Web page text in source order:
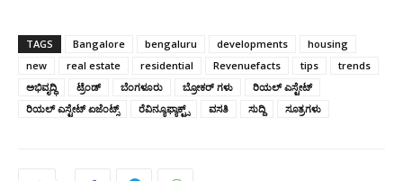
TAGS Bangalore bengaluru developments
housing
new
real estate residential Revenuefacts tips
trends
ಅಭಿವೃದ್ಧಿ
ಟ್ರೆಂಡ್ ಬೆಂಗಳೂರು ಬ್ರೋಕರ್ ಗಳು
ರಿಯಲ್ ಎಸ್ಟೇಟ್
ರಿಯಲ್ ಎಸ್ಟೇಟ್ ಏಜೆಂಟ್ಸ್
ರೆವಿನ್ಯೂಫ್ಯಾಕ್ಟ್ಸ್ ವಸತಿ ಸುದ್ದಿ ಸೂತ್ರಗಳು